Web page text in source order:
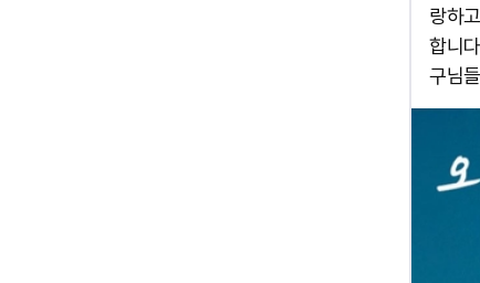
랑하
합니
구님